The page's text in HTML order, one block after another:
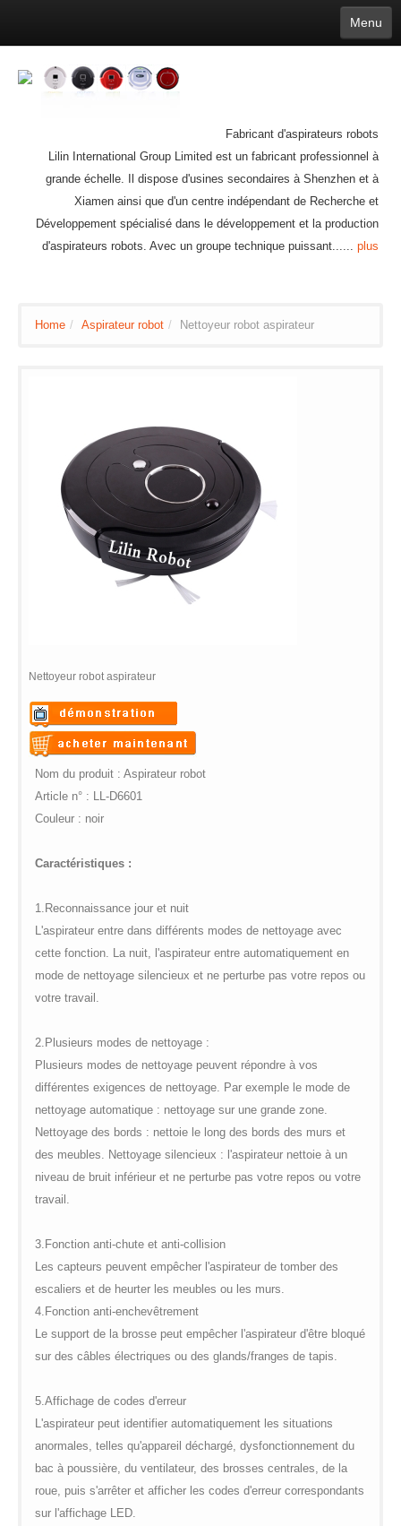
Menu
Deutsch
Português 日本語
Mongolian bāṅlā Norsk
Türkçe
Ўзбек тили
india Tiếng Việt íslenska Estonia
Bulgarian
Ukrainian Slovenčina
Fabricant d'aspirateurs robots
Lilin International Group Limited est un fabricant professionnel à
grande échelle. Il dispose d'usines secondaires à Shenzhen et à
Xiamen ainsi que d'un centre indépendant de Recherche et
Développement spécialisé dans le développement et la production
d'aspirateurs robots. Avec un groupe technique puissant...... plus
Home / Aspirateur robot / Nettoyeur robot aspirateur
Nettoyeur robot aspirateur
Warning: Undefined variable
$vii_demo_video_text in
/web/m.liectroux-
Warning
: Undefined variable
$vii_buy_now_text in
/web/m.liectroux-
on line 42
Nom du produit : Aspirateur robot
Article n° : LL-D6601
Couleur : noir
Caractéristiques :
1. Reconnaissance jour et nuit
L'aspirateur entre dans différents modes de nettoyage avec
cette fonction. La nuit, l'aspirateur entre automatiquement en
mode de nettoyage silencieux et ne perturbe pas votre repos ou
votre travail.
2. Plusieurs modes de nettoyage :
Plusieurs modes de nettoyage peuvent répondre à vos
différentes exigences de nettoyage. Par exemple le mode de
nettoyage automatique : nettoyage sur une grande zone.
Nettoyage des bords : nettoie le long des bords des murs et
des meubles. Nettoyage silencieux : l'aspirateur nettoie à un
niveau de bruit inférieur et ne perturbe pas votre repos ou votre
travail.
3. Fonction anti-chute et anti-collision
Les capteurs peuvent empêcher l'aspirateur de tomber des
escaliers et de heurter les meubles ou les murs.
4. Fonction anti-enchevêtrement
Le support de la brosse peut empêcher l'aspirateur d'être bloqué
sur des câbles électriques ou des glands/franges de tapis.
5.Affichage de codes d'erreur
L'aspirateur peut identifier automatiquement les situations
anormales, telles qu'appareil déchargé, dysfonctionnement du
bac à poussière, du ventilateur, des brosses centrales, de la
roue, puis s'arrêter et afficher les codes d'erreur correspondants
sur l'affichage LED.